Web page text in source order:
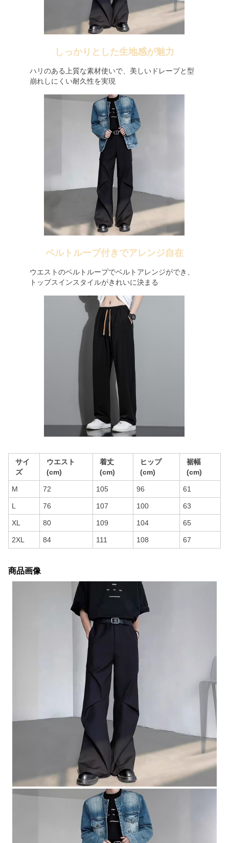
しっかりとした生地感が魅力
ハリのある上質な素材使いで、美しいドレープと型
崩れしにくい耐久性を実現
ベルトループ付きでアレンジ自在
ウエストのベルトループでベルトアレンジができ、
トップスインスタイルがきれいに決まる
サイ
ズ
ウエスト
(cm)
着丈
(cm)
ヒップ
(cm)
裾幅
(cm)
M 72 105 96 61
L 76 107 100 63
XL 80 109 104 65
2XL 84 111 108 67
商品画像